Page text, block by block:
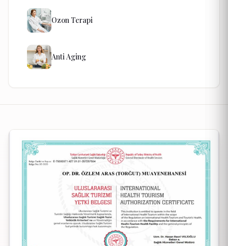
Ozon Terapi
Anti Aging